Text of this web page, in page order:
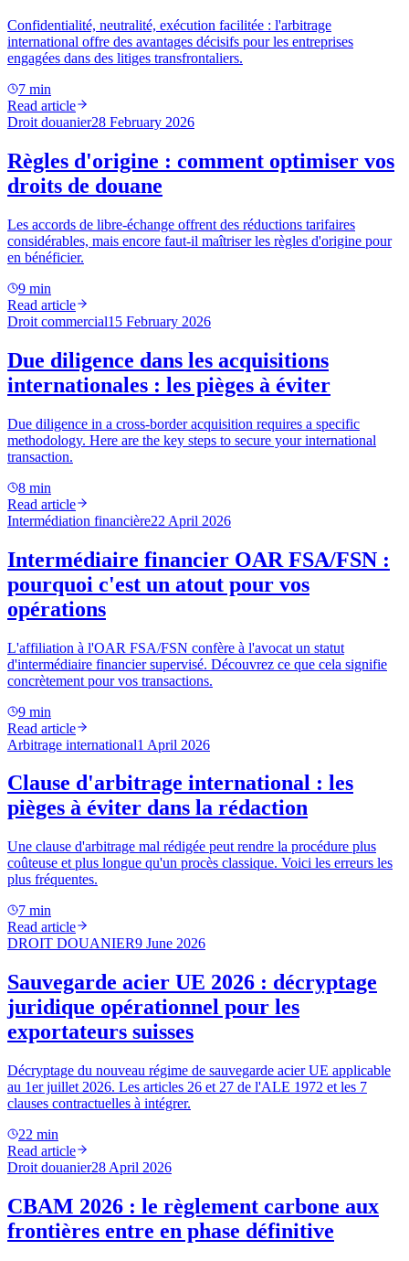
Confidentialité, neutralité, exécution facilitée : l'arbitrage
international offre des avantages décisifs pour les entreprises
engagées dans des litiges transfrontaliers.
7 min
Read article
Droit douanier28 February 2026
Règles d'origine : comment optimiser vos
droits de douane
Les accords de libre-échange offrent des réductions tarifaires
considérables, mais encore faut-il maîtriser les règles d'origine pour
en bénéficier.
9 min
Read article
Droit commercial15 February 2026
Due diligence dans les acquisitions
internationales : les pièges à éviter
Due diligence in a cross-border acquisition requires a specific
methodology. Here are the key steps to secure your international
transaction.
8 min
Read article
Intermédiation financière22 April 2026
Intermédiaire financier OAR FSA/FSN :
pourquoi c'est un atout pour vos
opérations
L'affiliation à l'OAR FSA/FSN confère à l'avocat un statut
d'intermédiaire financier supervisé. Découvrez ce que cela signifie
concrètement pour vos transactions.
9 min
Read article
Arbitrage international1 April 2026
Clause d'arbitrage international : les
pièges à éviter dans la rédaction
Une clause d'arbitrage mal rédigée peut rendre la procédure plus
coûteuse et plus longue qu'un procès classique. Voici les erreurs les
plus fréquentes.
7 min
Read article
DROIT DOUANIER9 June 2026
Sauvegarde acier UE 2026 : décryptage
juridique opérationnel pour les
exportateurs suisses
Décryptage du nouveau régime de sauvegarde acier UE applicable
au 1er juillet 2026. Les articles 26 et 27 de l'ALE 1972 et les 7
clauses contractuelles à intégrer.
22 min
Read article
Droit douanier28 April 2026
CBAM 2026 : le règlement carbone aux
frontières entre en phase définitive